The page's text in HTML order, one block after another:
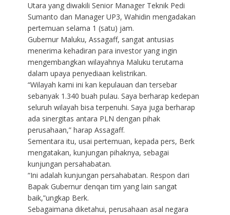
Utara yang diwakili Senior Manager Teknik Pedi
Sumanto dan Manager UP3, Wahidin mengadakan
pertemuan selama 1 (satu) jam.
Gubernur Maluku, Assagaff, sangat antusias
menerima kehadiran para investor yang ingin
mengembangkan wilayahnya Maluku terutama
dalam upaya penyediaan kelistrikan.
“Wilayah kami ini kan kepulauan dan tersebar
sebanyak 1.340 buah pulau. Saya berharap kedepan
seluruh wilayah bisa terpenuhi. Saya juga berharap
ada sinergitas antara PLN dengan pihak
perusahaan,” harap Assagaff.
Sementara itu, usai pertemuan, kepada pers, Berk
mengatakan, kunjungan pihaknya, sebagai
kunjungan persahabatan.
“Ini adalah kunjungan persahabatan. Respon dari
Bapak Gubernur denqan tim yang lain sangat
baik,”ungkap Berk.
Sebagaimana diketahui, perusahaan asal negara